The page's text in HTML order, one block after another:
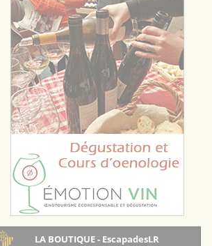
LA BOUTIQUE - EscapadesLR